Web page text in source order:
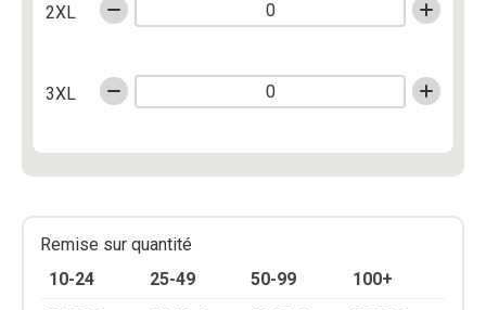
2XL
3XL
Remise sur quantité
10-24
25-49 50-99
100+